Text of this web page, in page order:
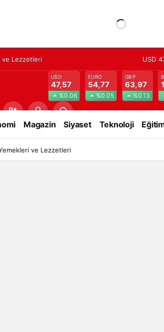
ve Lezzetleri USD
USD
47,57
%0.06
EURO
54,77
%0.05
GBP
63,97
%0.13
Magazin Siyaset Teknoloji
ve Lezzetleri